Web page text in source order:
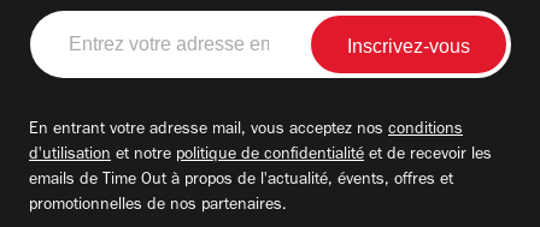
Entrez
votre
adresse
En entrant votre adresse mail, vous acceptez nos conditions
d'utilisation et notre politique de confidentialité et de recevoir les
emails de Time Out à propos de l'actualité, évents, offres et
promotionnelles de nos partenaires.